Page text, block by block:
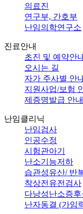
의료진
연구부, 간호부
난임의학연구소
진료안내
초진 및 예약안
오시는 길
자가 주사별 안
지원사업/보험
제증명발급 안내
난임클리닉
난임검사
인공수정
시험관아기
난소기능저하
습관성유산/ 반
착상전유전검사
다낭성난소증후
난자동결 (가임